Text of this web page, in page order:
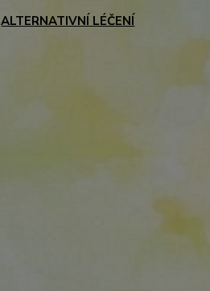
ALTERNATIVNÍ LÉČENÍ